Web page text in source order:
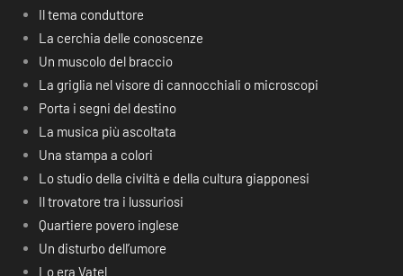
Il tema conduttore
La cerchia delle conoscenze
Un muscolo del braccio
La griglia nel visore di cannocchiali o microscopi
Porta i segni del destino
La musica più ascoltata
Una stampa a colori
Lo studio della civiltà e della cultura giapponesi
Il trovatore tra i lussuriosi
Quartiere povero inglese
Un disturbo dell’umore
Lo era Vatel